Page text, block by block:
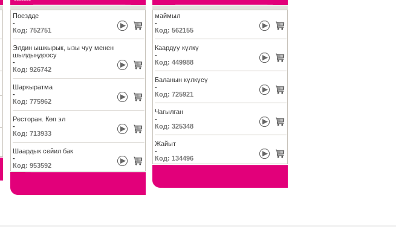
Поездде
-
Код: 752751
Элдин ышкырык, ызы чуу менен
шылдыңдоосу
-
Код: 926742
Шаркыратма
-
Код: 775962
Ресторан. Көп эл
-
Код: 713933
Шаардык сейил бак
-
Код: 953592
маймыл
-
Код: 562155
Каардуу күлкү
-
Код: 449988
Баланын күлкүсү
-
Код: 725921
Чагылган
-
Код: 325348
Жайыт
-
Код: 134496